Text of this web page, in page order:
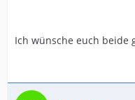
Ich wünsche euch beide